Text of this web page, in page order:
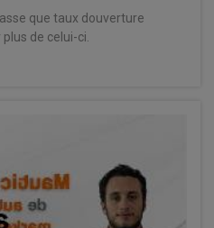
que taux douverture
de celui-ci.